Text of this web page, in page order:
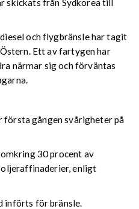
skickats från Sydkorea till
och flygbränsle har tagit
Ett av fartygen har
närmar sig och förväntas
första gången svårigheter på
30 procent av
oljeraffinaderier, enligt
införts för bränsle.